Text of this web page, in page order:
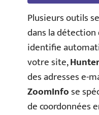
Plusieurs outils
dans la détection
identifie
votre site,
des adresses e-
ZoomInfose
de coordonnées